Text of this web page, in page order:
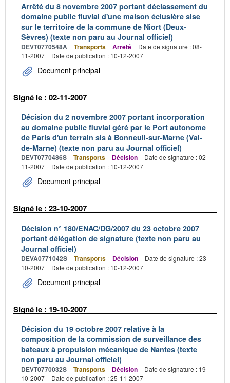
Arrêté du 8 novembre 2007 portant déclassement du
domaine public fluvial d'une maison éclusière sise
sur le territoire de la commune de Niort (Deux-
Sèvres) (texte non paru au Journal officiel)
DEVT0770548A Transports Arrêté
Date de signature : 08-
11-2007
Date de publication : 10-12-2007
Document principal
Signé le : 02-11-2007
Décision du 2 novembre 2007 portant incorporation
au domaine public fluvial géré par le Port autonome
de Paris d'un terrain sis à Bonneuil-sur-Marne (Val-
de-Marne) (texte non paru au Journal officiel)
DEVT0770486S Transports Décision
Date de signature : 02-
11-2007
Date de publication : 10-12-2007
Document principal
Signé le : 23-10-2007
Décision n° 180/ENAC/DG/2007 du 23 octobre 2007
portant délégation de signature (texte non paru au
Journal officiel)
DEVA0771042S Transports Décision
Date de signature : 23-
10-2007
Date de publication : 10-12-2007
Document principal
Signé le : 19-10-2007
Décision du 19 octobre 2007 relative à la
composition de la commission de surveillance des
bateaux à propulsion mécanique de Nantes (texte
non paru au Journal officiel)
DEVT0770032S Transports Décision
Date de signature : 19-
10-2007
Date de publication : 25-11-2007